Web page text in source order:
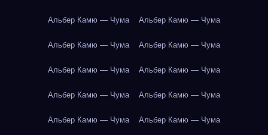
Альбер Камю — Чума Альбер Камю — Чума
Альбер Камю — Чума Альбер Камю — Чума
Альбер Камю — Чума Альбер Камю — Чума
Альбер Камю — Чума Альбер Камю — Чума
Альбер Камю — Чума Альбер Камю — Чума